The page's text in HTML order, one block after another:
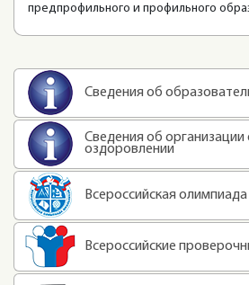
предпрофильного и профильного
Сведения об
Сведения об организации
оздоровлении
Всероссийская
Всероссийские